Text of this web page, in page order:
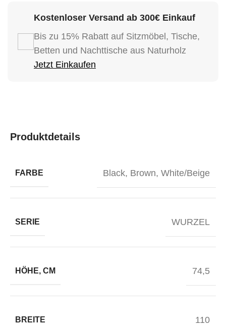
Kostenloser Versand ab 300€ Einkauf
Bis zu 15% Rabatt auf Sitzmöbel, Tische,
Betten und Nachttische aus Naturholz
Jetzt Einkaufen
Produktdetails
FARBE Black, Brown, White/Beige
SERIE WURZEL
HÖHE, CM 74,5
BREITE 110